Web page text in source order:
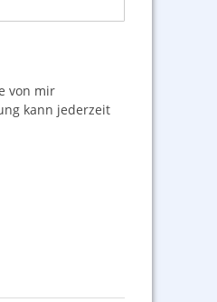
von mir
kann jederzeit